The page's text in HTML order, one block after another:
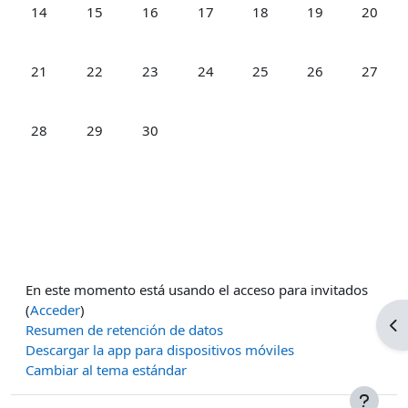
Sin eventos, lunes, 14 abril
14 Sin eventos, martes, 15 abril
15 Sin eventos, miércoles, 16 abril
16 Sin eventos, jueves, 17 abril
17 Sin eventos, viernes, 18
18 Sin eventos,
19 Sin
20
Sin eventos, lunes, 21 abril
21 Sin eventos, martes, 22 abril
22 Sin eventos, miércoles, 23 abril
23 Sin eventos, jueves, 24 abril
24 Sin eventos, viernes, 25
25 Sin eventos,
26 Sin
27
Sin eventos, lunes, 28 abril
28 Sin eventos, martes, 29 abril
29 Sin eventos, miércoles, 30 abril
30
En este momento está usando el acceso para invitados
(Acceder)
Resumen de retención de datos
Descargar la app para dispositivos móviles
Cambiar al tema estándar